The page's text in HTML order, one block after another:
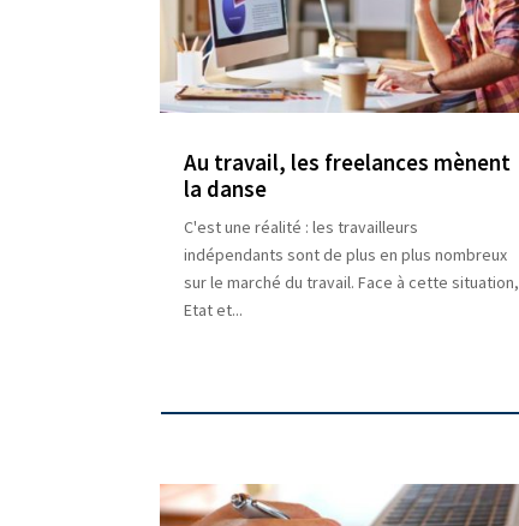
Au travail, les freelances mènent
la danse
C'est une réalité : les travailleurs
indépendants sont de plus en plus nombreux
sur le marché du travail. Face à cette situation,
Etat et...